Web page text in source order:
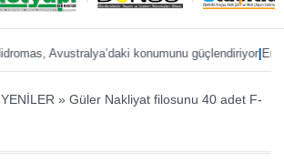
Avustralya’daki konumunu güçlendiriyor|Enver
» Güler Nakliyat filosunu 40 adet F-